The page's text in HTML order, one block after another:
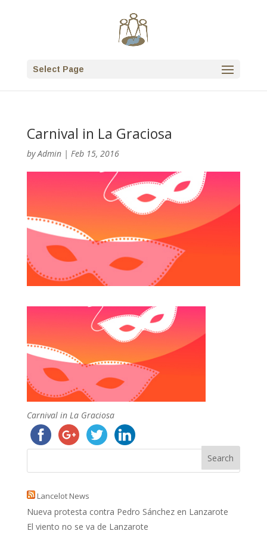
Select Page
Carnival in La Graciosa
byAdmin| Feb 15, 2016
Carnival in La Graciosa
Lancelot News
Nueva protesta contra Pedro Sánchez en Lanzarote
El viento no se va de Lanzarote